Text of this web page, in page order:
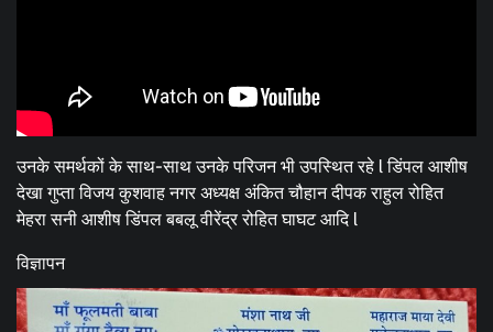
उनके समर्थकों के साथ-साथ उनके परिजन भी उपस्थित रहे l डिंपल आशीष
देखा गुप्ता विजय कुशवाह नगर अध्यक्ष अंकित चौहान दीपक राहुल रोहित
मेहरा सनी आशीष डिंपल बबलू वीरेंद्र रोहित घाघट आदि l
विज्ञापन